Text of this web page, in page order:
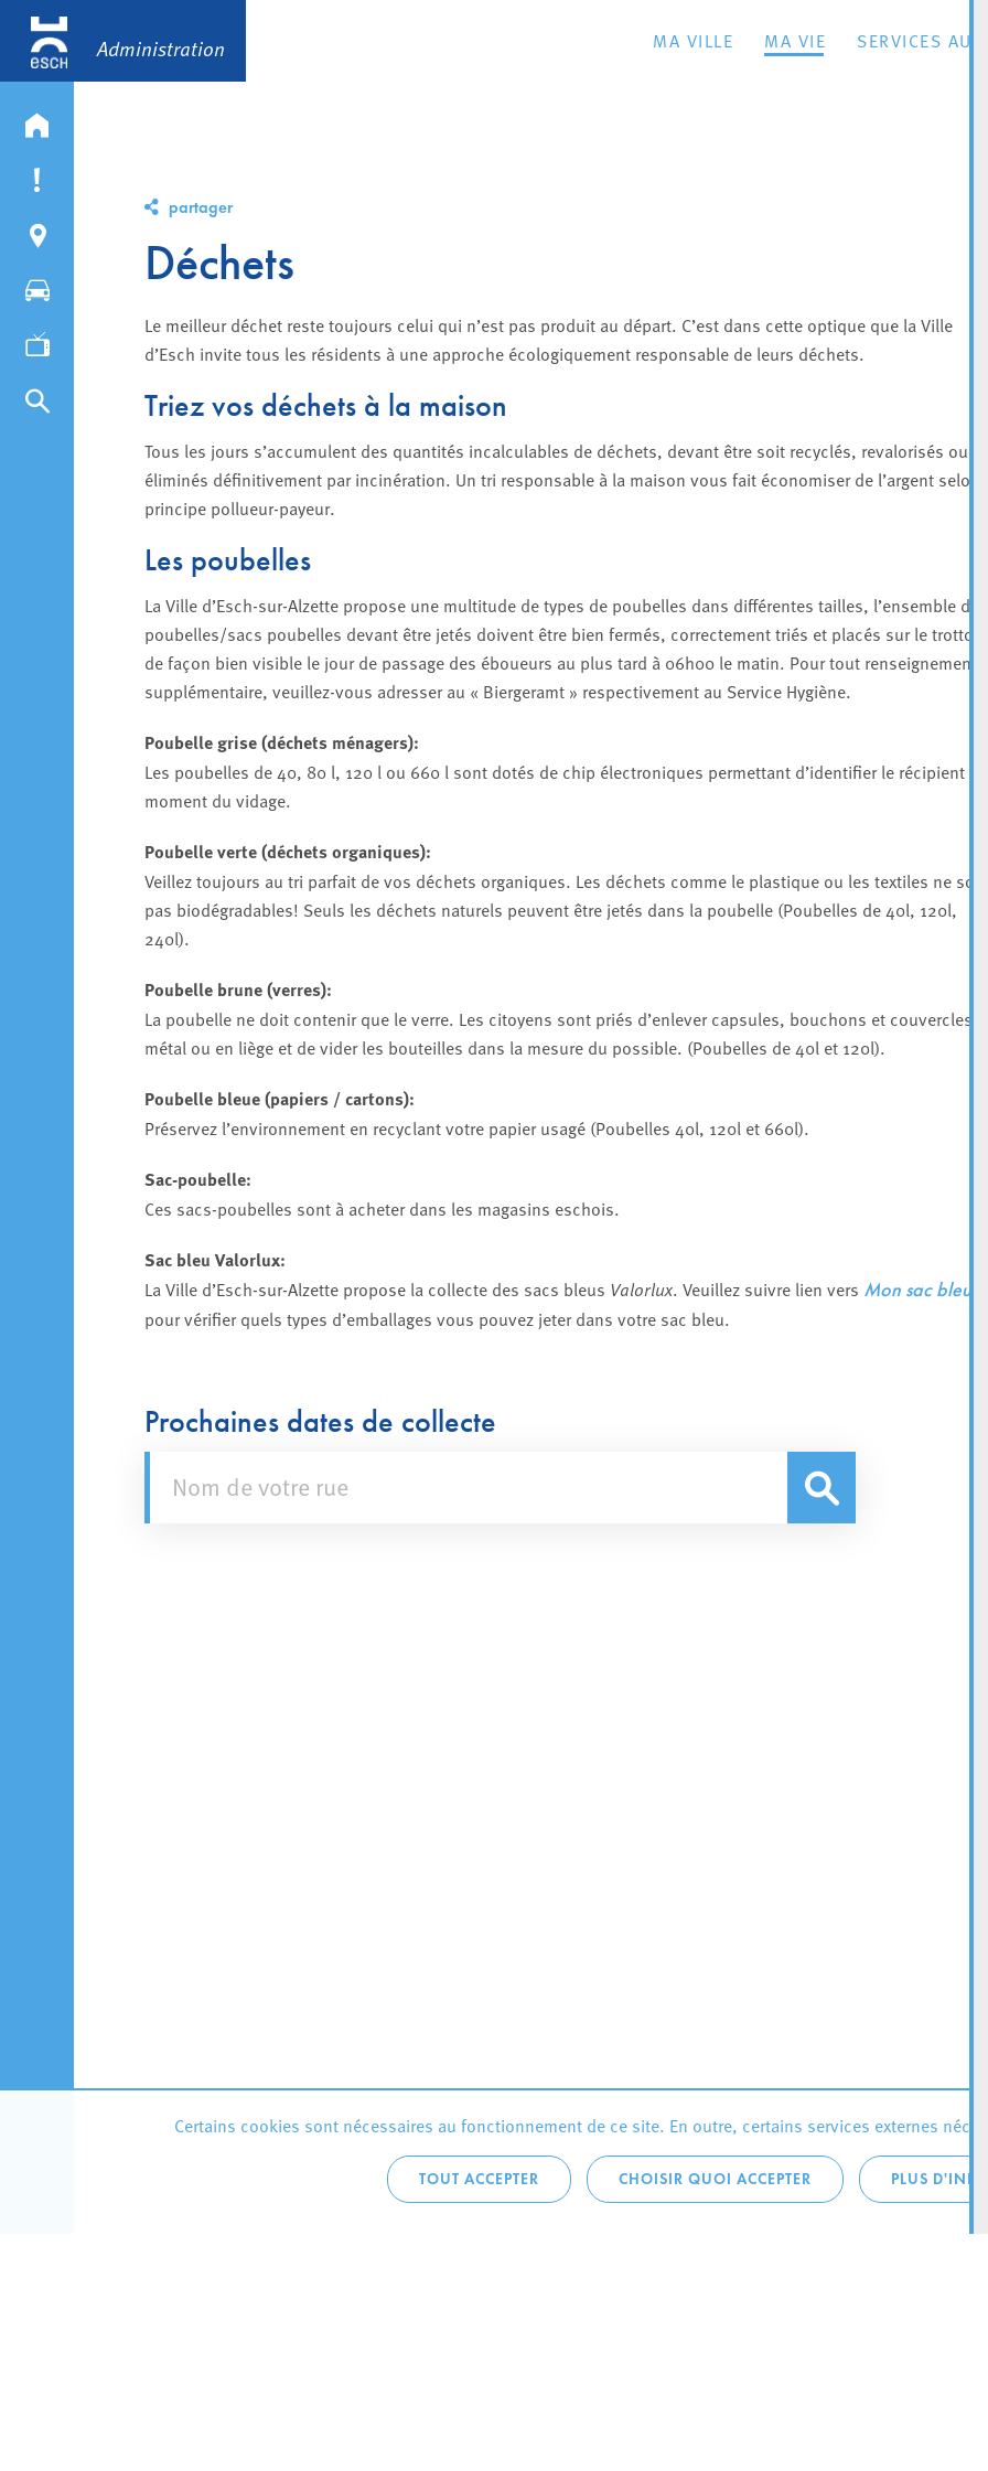
Administration MA VILLE MA VIE SERVICES AU
partager
Déchets
Le meilleur déchet reste toujours celui qui n’est pas produit au départ. C’est dans cette optique que la Ville
d’Esch invite tous les résidents à une approche écologiquement responsable de leurs déchets.
Triez vos déchets à la maison
Tous les jours s’accumulent des quantités incalculables de déchets, devant être soit recyclés, revalorisés ou
éliminés définitivement par incinération. Un tri responsable à la maison vous fait économiser de l’argent selon le
principe pollueur-payeur.
Les poubelles
La Ville d’Esch-sur-Alzette propose une multitude de types de poubelles dans différentes tailles, l’ensemble des
poubelles/sacs poubelles devant être jetés doivent être bien fermés, correctement triés et placés sur le trottoir
de façon bien visible le jour de passage des éboueurs au plus tard à 06h00 le matin. Pour tout renseignement
supplémentaire, veuillez-vous adresser au « Biergeramt » respectivement au Service Hygiène.
Poubelle grise (déchets ménagers):
Les poubelles de 40, 80 l, 120 l ou 660 l sont dotés de chip électroniques permettant d’identifier le récipient au
moment du vidage.
Poubelle verte (déchets organiques):
Veillez toujours au tri parfait de vos déchets organiques. Les déchets comme le plastique ou les textiles ne sont
pas biodégradables! Seuls les déchets naturels peuvent être jetés dans la poubelle (Poubelles de 40l, 120l,
240l).
Poubelle brune (verres):
La poubelle ne doit contenir que le verre. Les citoyens sont priés d’enlever capsules, bouchons et couvercles en
métal ou en liège et de vider les bouteilles dans la mesure du possible. (Poubelles de 40l et 120l).
Poubelle bleue (papiers / cartons):
Préservez l’environnement en recyclant votre papier usagé (Poubelles 40l, 120l et 660l).
Sac-poubelle:
Ces sacs-poubelles sont à acheter dans les magasins eschois.
Sac bleu Valorlux:
La Ville d’Esch-sur-Alzette propose la collecte des sacs bleus Valorlux. Veuillez suivre lien vers Mon sac bleu
pour vérifier quels types d’emballages vous pouvez jeter dans votre sac bleu.
Prochaines dates de collecte
Nom de votre rue
Certains cookies sont nécessaires au fonctionnement de ce site. En outre, certains services externes
TOUT ACCEPTER CHOISIR QUOI ACCEPTER PLUS